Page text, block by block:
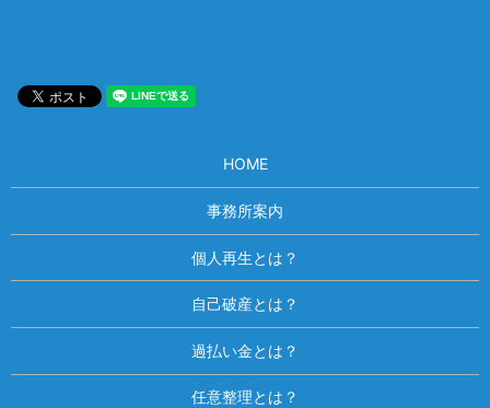
HOME
事務所案内
個人再生とは？
自己破産とは？
過払い金とは？
任意整理とは？